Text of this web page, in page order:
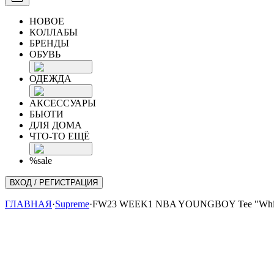
НОВОЕ
КОЛЛАБЫ
БРЕНДЫ
ОБУВЬ
ОДЕЖДА
АКСЕССУАРЫ
БЬЮТИ
ДЛЯ ДОМА
ЧТО-ТО ЕЩЁ
%sale
ВХОД / РЕГИСТРАЦИЯ
ГЛАВНАЯ·Supreme·FW23 WEEK1 NBA YOUNGBOY Tee